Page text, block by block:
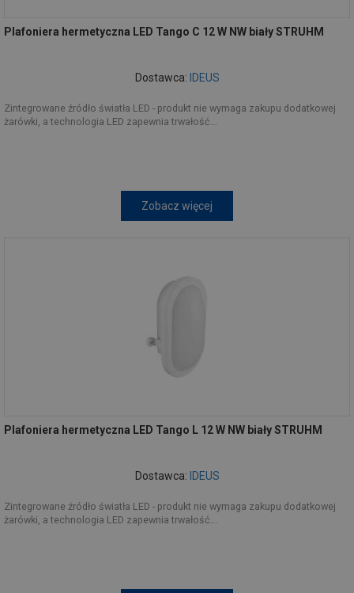
Plafoniera hermetyczna LED Tango C 12 W NW biały STRUHM
Dostawca: IDEUS
Zintegrowane źródło światła LED - produkt nie wymaga zakupu dodatkowej
żarówki, a technologia LED zapewnia trwałość...
Zobacz więcej
Plafoniera hermetyczna LED Tango L 12 W NW biały STRUHM
Dostawca: IDEUS
Zintegrowane źródło światła LED - produkt nie wymaga zakupu dodatkowej
żarówki, a technologia LED zapewnia trwałość...